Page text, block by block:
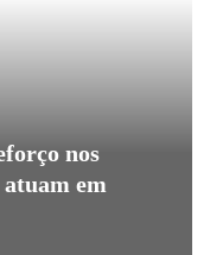
nos
em